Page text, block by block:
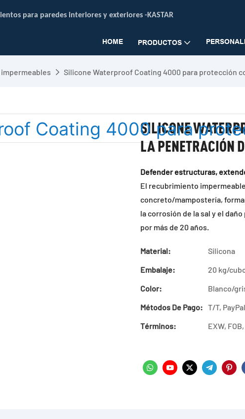
para paredes interiores y exteriores -KASTAR
HOME PRODUCTOS
Silicone Waterproof Coating 4000 para protección
SILICONE
LA PENETRACIÓN
Defender estructuras,
El recubrimiento
concreto/mampostería,
la corrosión de la sal y el
por más de 20 años.
Material:
Silicona
Embalaje:
20 kg/
Color:
Blanco/
Métodos De Pago: T/T,
Términos:
EXW,